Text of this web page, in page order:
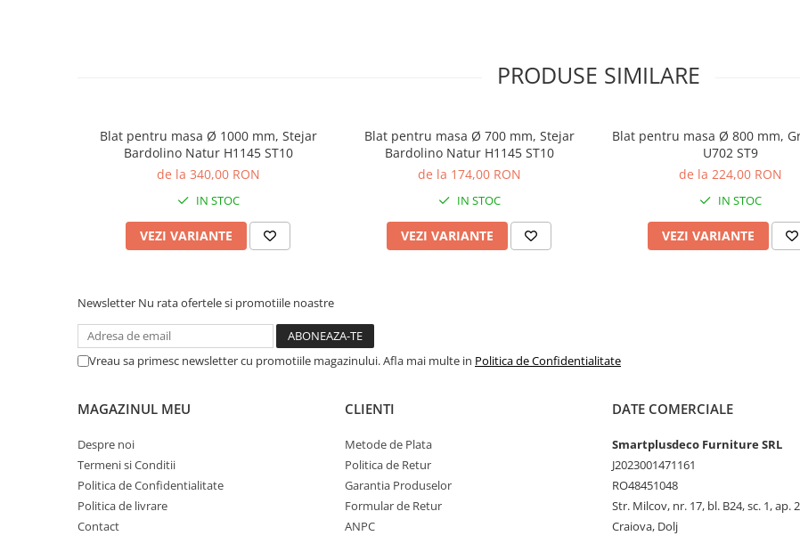
PRODUSE SIMILARE
Blat pentru masa Ø 1000 mm, Stejar
Bardolino Natur H1145 ST10
de la 340,00 RON
IN STOC
VEZI VARIANTE
Blat pentru masa Ø 700 mm, Stejar
Bardolino Natur H1145 ST10
de la 174,00 RON
IN STOC
VEZI VARIANTE
Blat pentru masa Ø 800 mm,
U702 ST9
de la 224,00 RON
IN STOC
VEZI VARIANTE
Newsletter Nu rata ofertele si promotiile noastre
Vreau sa primesc newsletter cu promotiile magazinului. Afla mai multe in Politica de Confidentialitate
MAGAZINUL MEU
Despre noi
Termeni si Conditii
Politica de Confidentialitate
Politica de livrare
Contact
CLIENTI
Metode de Plata
Politica de Retur
Garantia Produselor
Formular de Retur
ANPC
DATE COMERCIALE
Smartplusdeco Furniture SRL
J2023001471161
RO48451048
Str. Milcov, nr. 17, bl. B24, sc. 1, ap. 2
Craiova, Dolj